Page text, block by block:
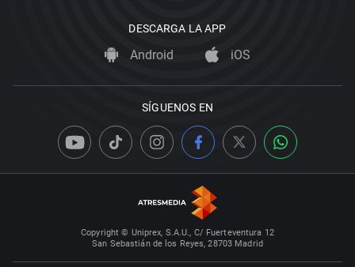
DESCARGA LA APP
Android iOS
SÍGUENOS EN
Copyright © Uniprex, S.A.U., C/ Fuerteventura 12
San Sebastián de los Reyes, 28703 Madrid